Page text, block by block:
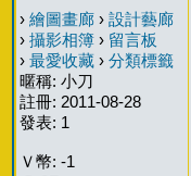
› 繪圖畫廊 › 設計藝廊
› 攝影相簿 › 留言板
› 最愛收藏 › 分類標籤
暱稱: 小刀
註冊: 2011-08-28
發表: 1
Ｖ幣: -1